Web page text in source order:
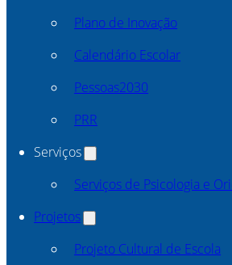
Plano de Inovação
Calendário Escolar
Pessoas2030
PRR
Serviços
Serviços de Psicologia e
Projetos
Projeto Cultural de Escola